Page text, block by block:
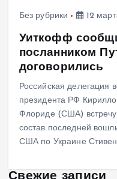
Без рубрики 12
Уиткофф
посланником
договорились
Российская делегация
президента РФ
Флориде (США) встречу
состав последней
США по Украине